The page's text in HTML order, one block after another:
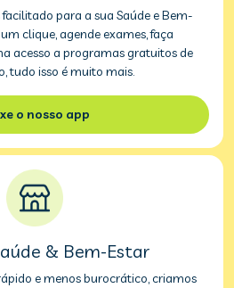
para a sua Saúde e Bem-
clique, agende exames, faça
acesso a programas gratuitos de
tudo isso é muito mais.
o nosso app
& Bem-Estar
e menos burocrático, criamos